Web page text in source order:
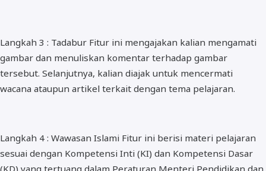
Langkah 3 : Tadabur Fitur ini mengajakan kalian mengamati
gambar dan menuliskan komentar terhadap gambar
tersebut. Selanjutnya, kalian diajak untuk mencermati
wacana ataupun artikel terkait dengan tema pelajaran.
Langkah 4 : Wawasan Islami Fitur ini berisi materi pelajaran
sesuai dengan Kompetensi Inti (KI) dan Kompetensi Dasar
(KD) yang tertuang dalam Peraturan Menteri Pendidikan dan